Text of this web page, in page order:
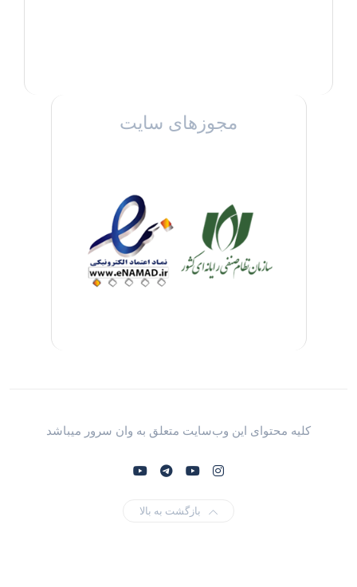
مجوزهای سایت
کلیه محتوای این وب‌سایت متعلق به وان سرور میباشد
بازگشت به بالا